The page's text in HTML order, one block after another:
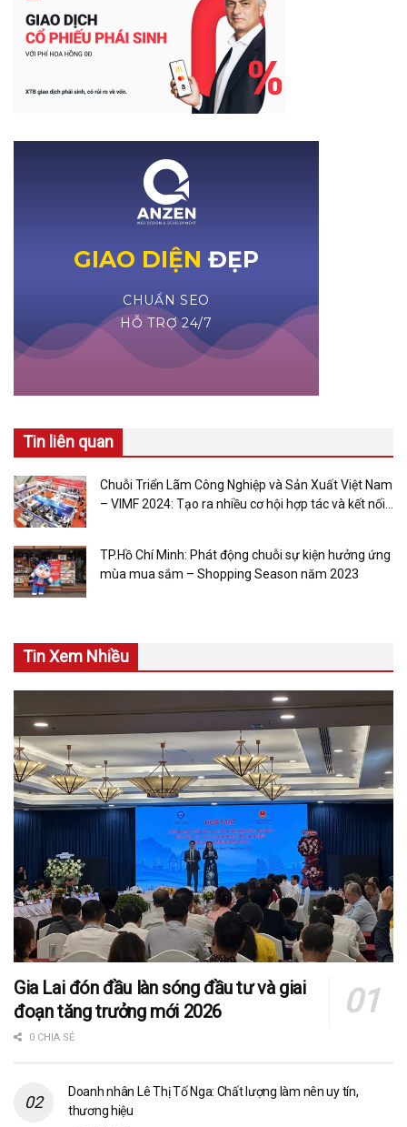
Tin liên quan
Chuỗi Triển Lãm Công Nghiệp và Sản Xuất Việt Nam
– VIMF 2024: Tạo ra nhiều cơ hội hợp tác và kết nối
TP.Hồ Chí Minh: Phát động chuỗi sự kiện hưởng ứng
mùa mua sắm – Shopping Season năm 2023
Tin Xem Nhiều
Gia Lai đón đầu làn sóng đầu tư và giai
đoạn tăng trưởng mới 2026
0 CHIA SẺ
Doanh nhân Lê Thị Tố Nga: Chất lượng làm nên uy tín,
thương hiệu